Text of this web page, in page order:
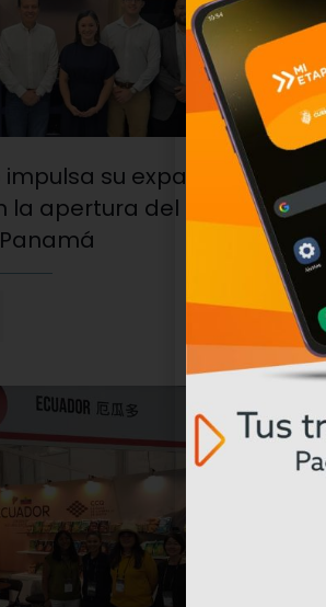
su expansión
la apertura del hub regional